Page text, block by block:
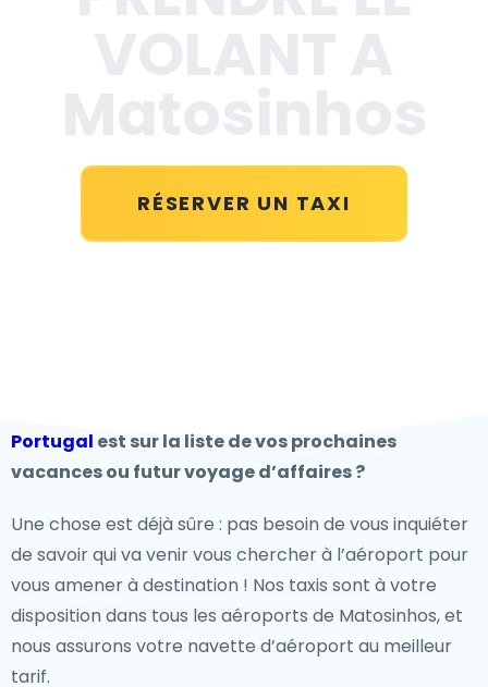
RÉSERVER UN TAXI
Portugal est sur la liste de vos prochaines
vacances ou futur voyage d’affaires ?
Une chose est déjà sûre : pas besoin de vous inquiéter
de savoir qui va venir vous chercher à l’aéroport pour
vous amener à destination ! Nos taxis sont à votre
disposition dans tous les aéroports de Matosinhos, et
nous assurons votre navette d’aéroport au meilleur
tarif.